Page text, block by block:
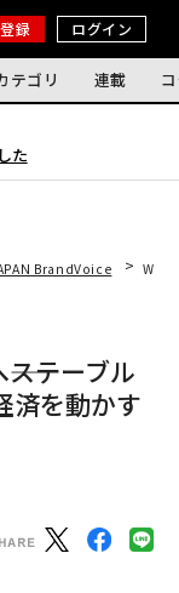
録 ログイン
テゴリ 連載
た
BrandVoice
ステーブル
済を動かす